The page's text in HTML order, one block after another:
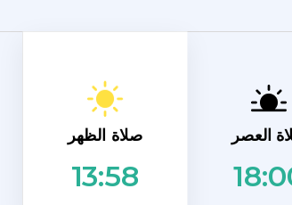
صلاة الظهر
13:58
العصر